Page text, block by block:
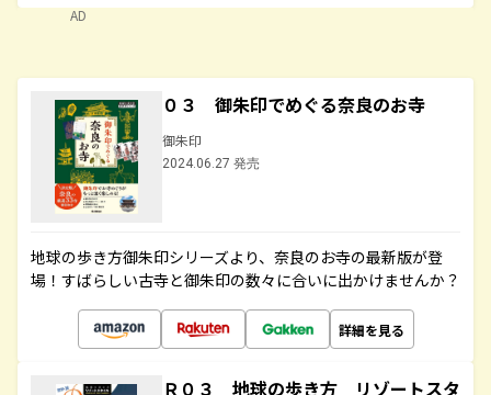
AD
０３ 御朱印でめぐる奈良のお寺
御朱印
2024.06.27 発売
地球の歩き方御朱印シリーズより、奈良のお寺の最新版が登
場！すばらしい古寺と御朱印の数々に合いに出かけませんか？
詳細を見る
Ｒ０３ 地球の歩き方 リゾートスタ